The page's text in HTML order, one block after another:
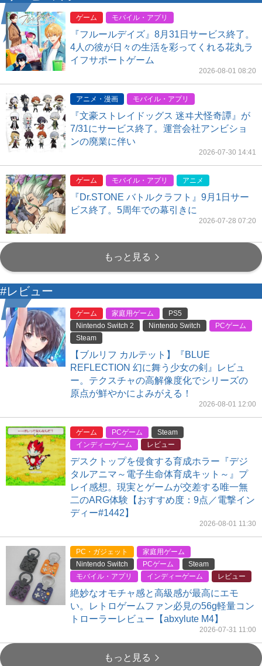
ゲーム モバイル・アプリ
『フルールデイズ』8月31日サービス終了。
4人の彼が日々の生活を彩ってくれる花丸ラ
イフサポートゲーム
2026-08-01 08:20
アニメ・漫画 モバイル・アプリ
『文豪ストレイドッグス 迷ヰ犬怪奇譚』が
7/31にサービス終了。運営会社アンビショ
ンの廃業に伴い
2026-07-30 14:41
ゲーム モバイル・アプリ アニメ
『Dr.STONE バトルクラフト』9月1日サー
ビス終了。5周年での幕引きに
2026-07-28 07:20
もっと見る
#レビュー
ゲーム 家庭用ゲーム
PS5
Nintendo Switch 2
Nintendo Switch
PCゲーム
Steam
【ブルリフ カルテット】『BLUE
REFLECTION 幻に舞う少女の剣』レビュ
ー。テクスチャの高解像度化でシリーズの
原点が鮮やかによみがえる！
2026-08-01 12:00
ゲーム PCゲーム
Steam
インディーゲーム
レビュー
デスクトップを侵食する育成ホラー『デジ
タルアニマ～電子生命体育成キット～』プ
レイ感想。現実とゲームが交差する唯一無
二のARG体験【おすすめ度：9点／電撃イン
ディー#1442】
2026-08-01 11:30
PC・ガジェット
家庭用ゲーム
Nintendo Switch
PCゲーム
Steam
モバイル・アプリ
インディーゲーム レビュー
絶妙なオモチャ感と高級感が最高にエモ
い。レトロゲームファン必見の56g軽量コン
トローラーレビュー【abxylute M4】
2026-07-31 11:00
もっと見る